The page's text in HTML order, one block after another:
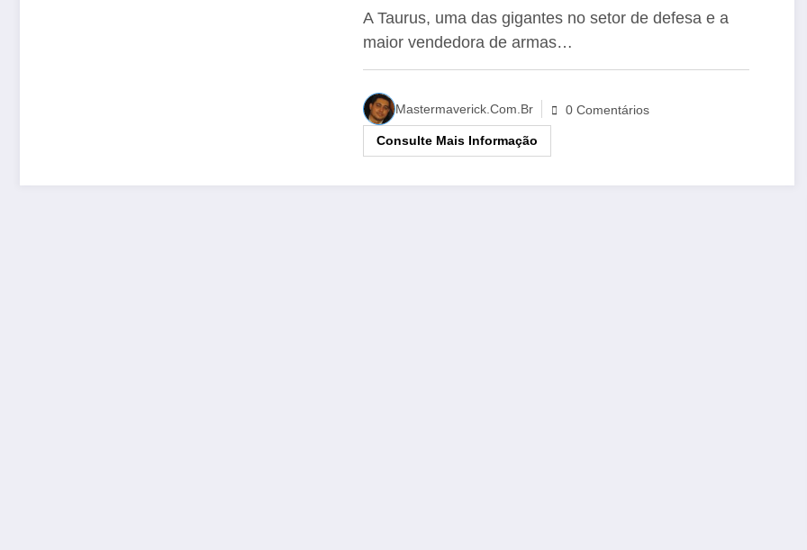
Uma Análise Positiva
A Taurus, uma das gigantes no setor de defesa e a
maior vendedora de armas…
Mastermaverick.com.br 0 Comentários
Consulte Mais Informação